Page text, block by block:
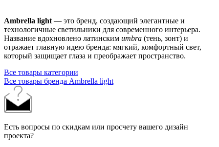
Ambrella light — это бренд, создающий элегантные и
технологичные светильники для современного интерьера.
Название вдохновлено латинским umbra (тень, зонт) и
отражает главную идею бренда: мягкий, комфортный свет,
который защищает глаза и преображает пространство.
Все товары категории
Все товары бренда Ambrella light
Есть вопросы по скидкам или просчету вашего дизайн
проекта?